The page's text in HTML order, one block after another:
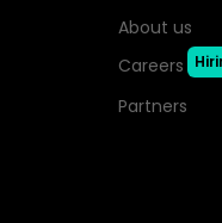
About us
Careers
Partners